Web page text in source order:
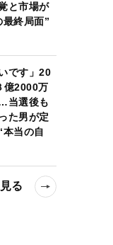
と市場が
最終局面”
です」20
億2000万
当選後も
た男が定
本当の自
る